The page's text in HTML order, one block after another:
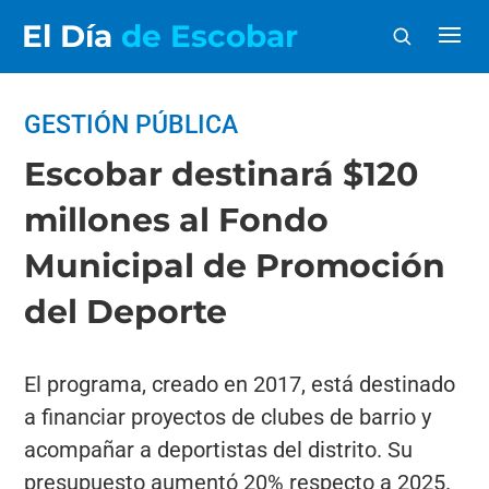
El Día de Escobar
GESTIÓN PÚBLICA
Escobar destinará $120
millones al Fondo
Municipal de Promoción
del Deporte
El programa, creado en 2017, está destinado
a financiar proyectos de clubes de barrio y
acompañar a deportistas del distrito. Su
presupuesto aumentó 20% respecto a 2025.